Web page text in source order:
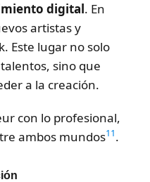
digital. En
artistas y
Este lugar no solo
sino que
a la creación.
con lo profesional,
ambos mundos11.